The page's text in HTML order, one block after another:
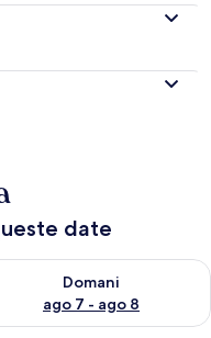
date
ago 6 - ago 7
Domani
ago 7 - ago 8
la disponibilità per